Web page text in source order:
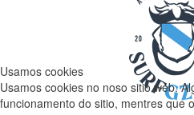
Usamos cookies
Usamos cookies no noso sitio web.
funcionamento do sitio, mentres que